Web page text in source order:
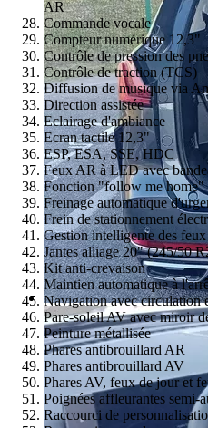
AR
Commande vocale
Compteur numérique 12,3"
Contrôle de pression des
Contrôle de traction (TCS)
Diffusion de musique via
Direction assistée
Eclairage d'ambiance
Ecran tactile 12,3"
ESP, ESA, SSE, HDC
Feux AR à LED avec
Fonction "follow me home"
Freinage automatique
Frein de stationnement
Gestion intelligente des
Jantes alliage 20" (245/50
Kit anti-crevaison
Maintien automatique à
Navigation avec circulation
Pare-soleil AV avec miroir
Peinture métallisée
Phares antibrouillard AR
Phares antibrouillard AV
Phares AV, feux de jour et
Poignées affleurantes semi-
Raccourci de